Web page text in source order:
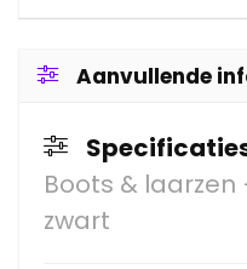
Aanvullende
Boots &
zwart